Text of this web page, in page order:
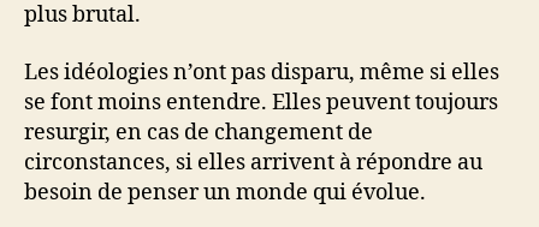
plus brutal.
Les idéologies n’ont pas disparu, même si elles
se font moins entendre. Elles peuvent toujours
resurgir, en cas de changement de
circonstances, si elles arrivent à répondre au
besoin de penser un monde qui évolue.